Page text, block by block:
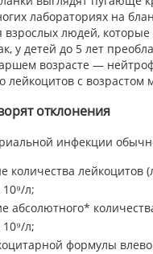
лабораториях на
людей, которые
у детей до 5 лет
возрасте —
лейкоцитов с возрастом
отклонения
инфекции
количества лейкоцитов
л;
абсолютного*
л;
формулы влево